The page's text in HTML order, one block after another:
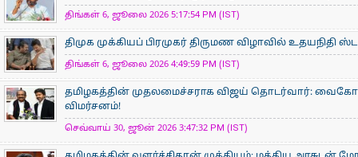
திங்கள் 6, ஜூலை 2026 5:17:54 PM (IST)
திமுக முக்கியப் பிரமுகர் திருமண விழாவில் உதயநிதி
திங்கள் 6, ஜூலை 2026 4:49:59 PM (IST)
தமிழகத்தின் முதலமைச்சராக விஜய் தொடர்வார்: வைகோ
விமர்சனம்!
செவ்வாய் 30, ஜூன் 2026 3:47:32 PM (IST)